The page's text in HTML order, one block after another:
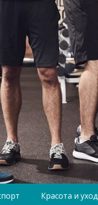
Красота и уход